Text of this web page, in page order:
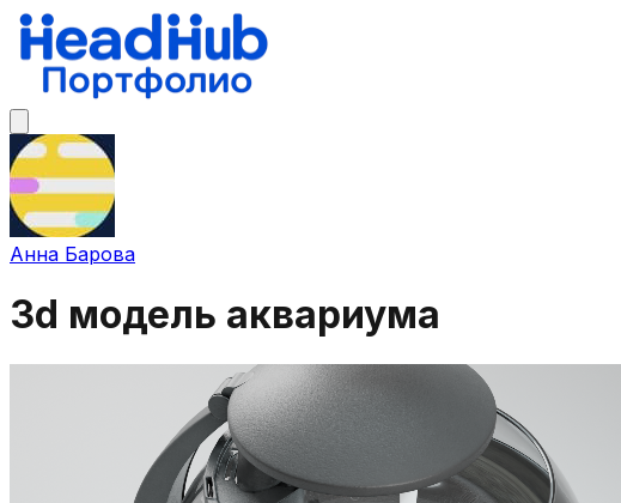
Анна Барова
3d модель аквариума